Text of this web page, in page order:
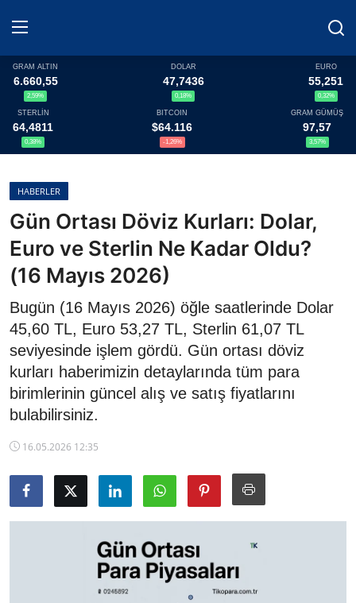
Haberler
Döviz
Altın Fiyatları
Döviz Kurları
Fonlar
Kripto Paralar
Çeviriciler
TCMB Kurları
Emtia Fiyatları
Kapalı Çarşı
Şirket Haberleri
GRAM ALTIN
6.660,55
2,59%
DOLAR
47,7436
0,18%
EURO
55,251
0,32%
STERLİN
64,4811
0,38%
BITCOIN
$64.116
-1,26%
GRAM GÜMÜŞ
97,57
3,57%
HABERLER
Gün Ortası Döviz Kurları: Dolar,
Euro ve Sterlin Ne Kadar Oldu?
(16 Mayıs 2026)
Bugün (16 Mayıs 2026) öğle saatlerinde Dolar
45,60 TL, Euro 53,27 TL, Sterlin 61,07 TL
seviyesinde işlem gördü. Gün ortası döviz
kurları haberimizin detaylarında tüm para
birimlerinin güncel alış ve satış fiyatlarını
bulabilirsiniz.
16.05.2026 12:35